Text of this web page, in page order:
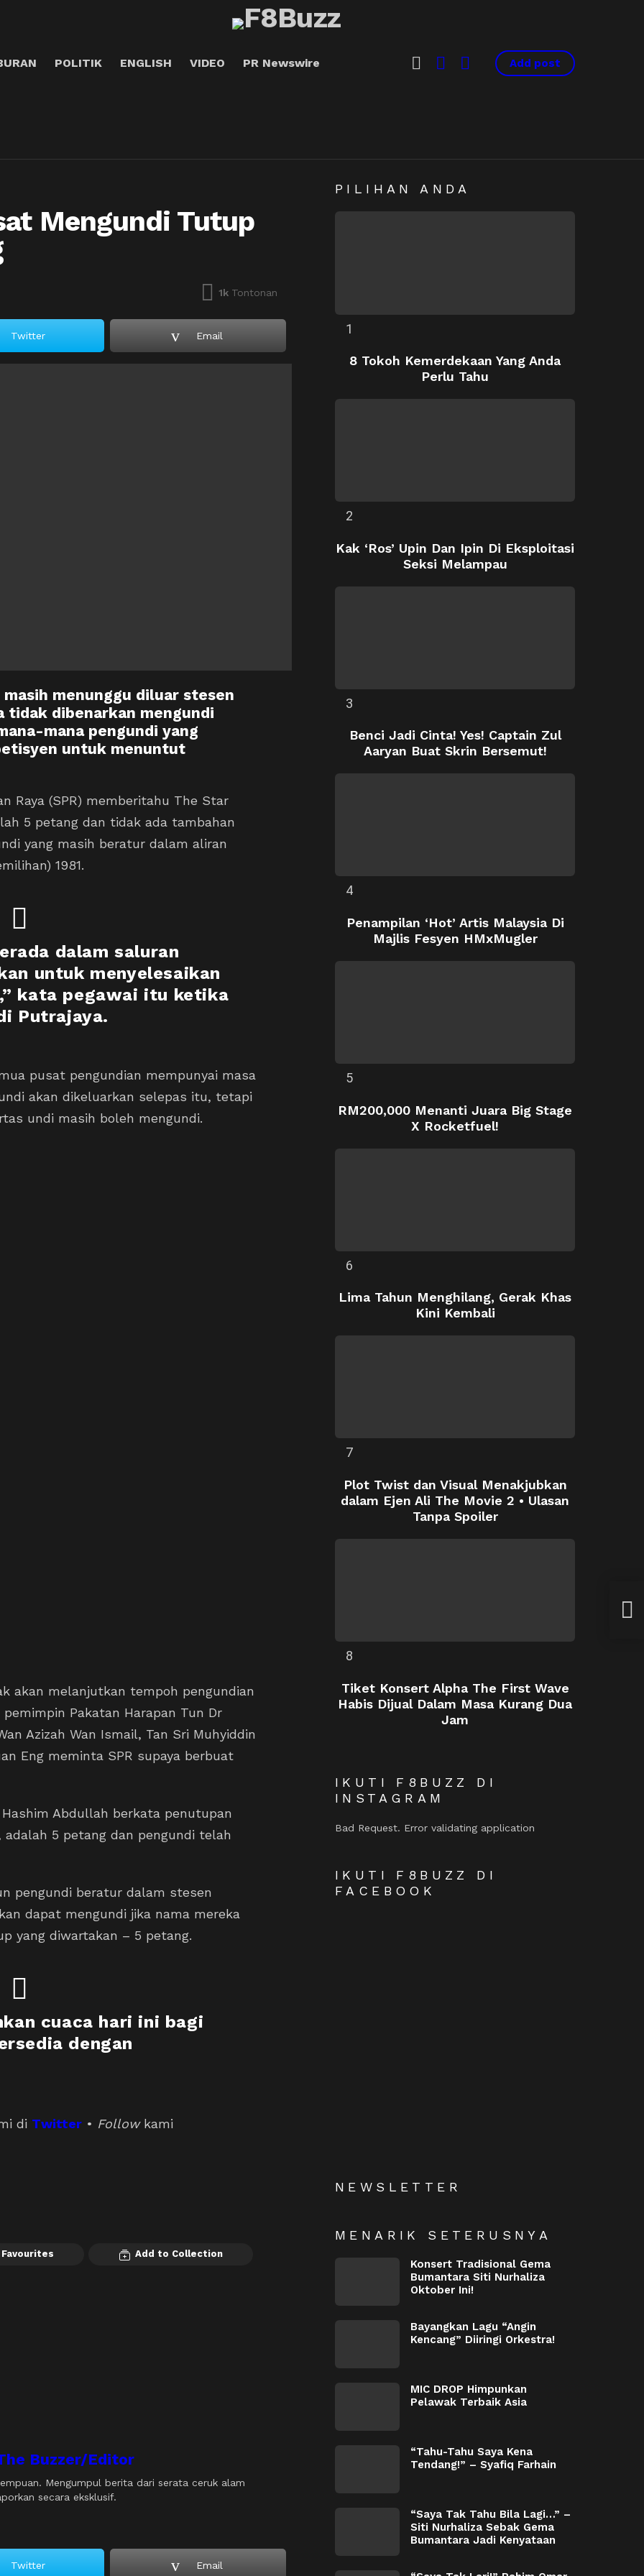
POLITIK ENGLISH VIDEO PR Newswire
SWITCHSEARCHLOGIN
Add post
Mengundi Tutup
1k Tontonan
Twitter Email
masih menunggu diluar stesen
tidak dibenarkan mengundi
mana pengundi yang
untuk menuntut
Raya (SPR) memberitahu The Star
5 petang dan tidak ada tambahan
yang masih beratur dalam aliran
1981.
dalam saluran
untuk menyelesaikan
kata pegawai itu ketika
Putrajaya.
pusat pengundian mempunyai masa
akan dikeluarkan selepas itu, tetapi
undi masih boleh mengundi.
akan melanjutkan tempoh pengundian
Pakatan Harapan Tun Dr
Azizah Wan Ismail, Tan Sri Muhyiddin
Eng meminta SPR supaya berbuat
Abdullah berkata penutupan
5 petang dan pengundi telah
pengundi beratur dalam stesen
dapat mengundi jika nama mereka
yang diwartakan – 5 petang.
cuaca hari ini bagi
dengan
di Twitter • Followkami
Add to Collection
Buzzer/Editor
Mengumpul berita dari serata ceruk alam
secara eksklusif.
Twitter Email
PILIHAN ANDA
8 Tokoh Kemerdekaan Yang Anda
Perlu Tahu
Kak ‘Ros’ Upin Dan Ipin Di Eksploitasi
Seksi Melampau
Benci Jadi Cinta! Yes! Captain Zul
Aaryan Buat Skrin Bersemut!
Penampilan ‘Hot’ Artis Malaysia Di
Majlis Fesyen HMxMugler
RM200,000 Menanti Juara Big Stage
X Rocketfuel!
Lima Tahun Menghilang, Gerak Khas
Kini Kembali
Plot Twist dan Visual Menakjubkan
dalam Ejen Ali The Movie 2 • Ulasan
Tanpa Spoiler
Tiket Konsert Alpha The First Wave
Habis Dijual Dalam Masa Kurang Dua
Jam
IKUTI F8BUZZ DI
INSTAGRAM
Bad Request. Error validating application
IKUTI F8BUZZ DI
FACEBOOK
NEWSLETTER
MENARIK SETERUSNYA
Konsert Tradisional Gema
Bumantara Siti Nurhaliza
Oktober Ini!
Bayangkan Lagu “Angin
Kencang” Diiringi Orkestra!
MIC DROP Himpunkan
Pelawak Terbaik Asia
“Tahu-Tahu Saya Kena
Tendang!” – Syafiq Farhain
“Saya Tak Tahu Bila Lagi…” –
Siti Nurhaliza Sebak Gema
Bumantara Jadi Kenyataan